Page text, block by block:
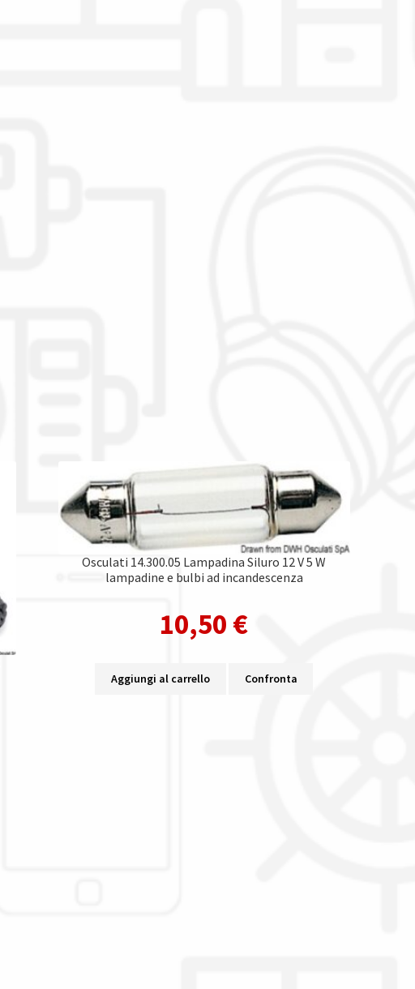
Osculati 14.300.05 Lampadina Siluro 12 V 5 W
lampadine e bulbi ad incandescenza
10,50 €
Aggiungi al carrello Confronta